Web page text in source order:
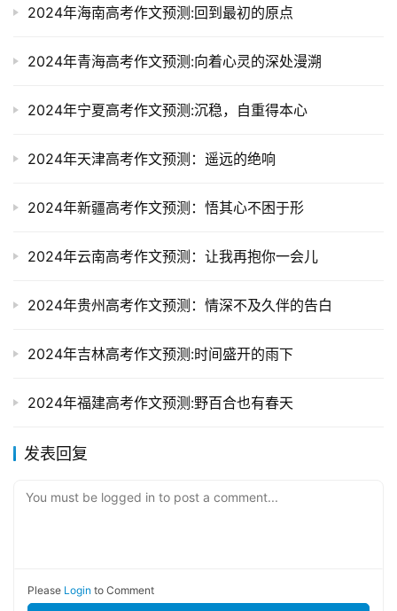
2024年海南高考作文预测:回到最初的原点
2024年青海高考作文预测:向着心灵的深处漫溯
2024年宁夏高考作文预测:沉稳，自重得本心
2024年天津高考作文预测：遥远的绝响
2024年新疆高考作文预测：悟其心不困于形
2024年云南高考作文预测：让我再抱你一会儿
2024年贵州高考作文预测：情深不及久伴的告白
2024年吉林高考作文预测:时间盛开的雨下
2024年福建高考作文预测:野百合也有春天
发表回复
You must be logged in to post a comment...
Please Login to Comment